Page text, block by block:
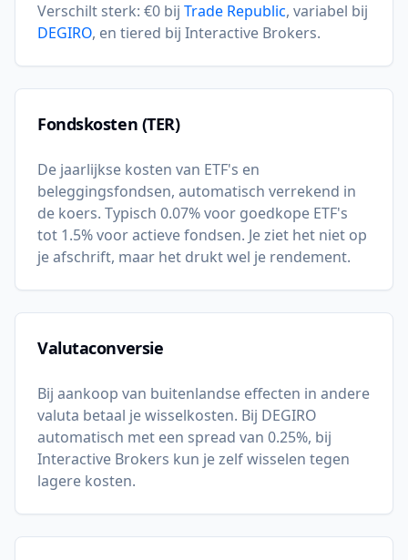
Verschilt sterk: €0 bij Trade Republic, variabel bij
DEGIRO, en tiered bij Interactive Brokers.
Fondskosten (TER)
De jaarlijkse kosten van ETF's en
beleggingsfondsen, automatisch verrekend in
de koers. Typisch 0.07% voor goedkope ETF's
tot 1.5% voor actieve fondsen. Je ziet het niet op
je afschrift, maar het drukt wel je rendement.
Valutaconversie
Bij aankoop van buitenlandse effecten in andere
valuta betaal je wisselkosten. Bij DEGIRO
automatisch met een spread van 0.25%, bij
Interactive Brokers kun je zelf wisselen tegen
lagere kosten.